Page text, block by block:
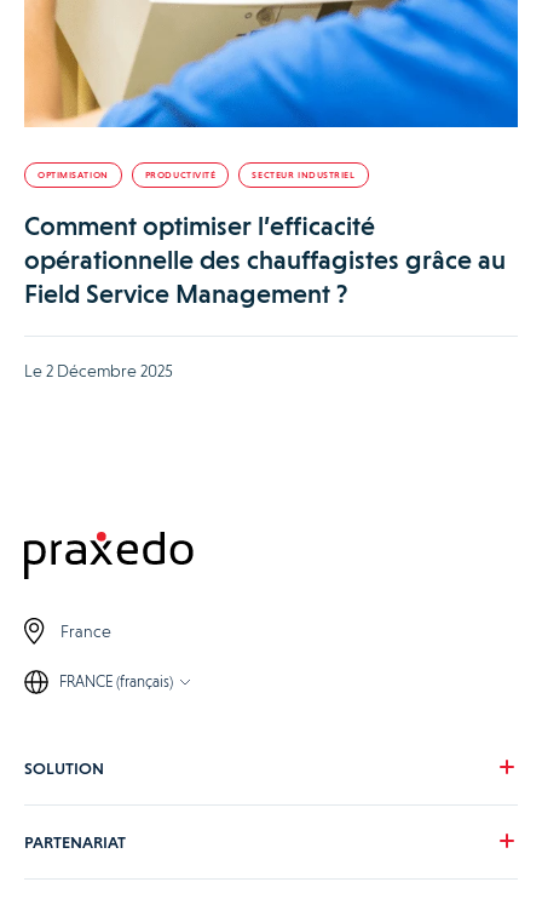
OPTIMISATION PRODUCTIVITÉ SECTEUR INDUSTRIEL
Comment optimiser l’efficacité
opérationnelle des chauffagistes grâce au
Field Service Management ?
Le 2 Décembre 2025
France
FRANCE (français)
SOLUTION
PARTENARIAT